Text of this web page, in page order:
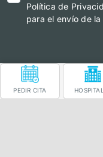
PEDIR CITA
Política de
para el envío de
Información para